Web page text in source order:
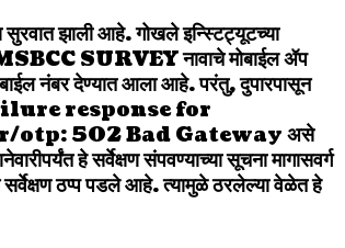
सुरवात झाली आहे. गोखले इन्स्टिट्यूटच्या
MSBCC SURVEY नावाचे मोबाईल ॲप
नंबर देण्यात आला आहे. परंतु, दुपारपासून
failure response for
otp: 502 Bad Gateway असे
हे सर्वेक्षण संपवण्याच्या सूचना मागासवर्ग
ठप्प पडले आहे. त्यामुळे ठरलेल्या वेळेत हे